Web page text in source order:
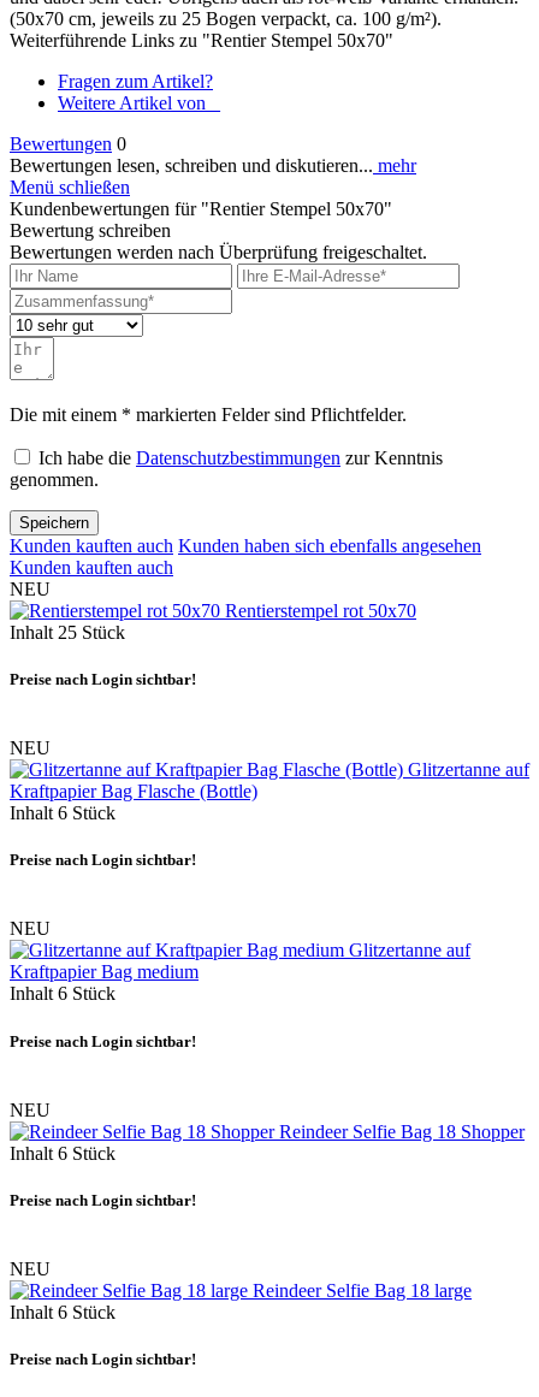
(50x70 cm, jeweils zu 25 Bogen verpackt, ca. 100 g/m²).
Weiterführende Links zu "Rentier Stempel 50x70"
Fragen zum Artikel?
Weitere Artikel von _
Bewertungen 0
Bewertungen lesen, schreiben und diskutieren... mehr
Menü schließen
Kundenbewertungen für "Rentier Stempel 50x70"
Bewertung schreiben
Bewertungen werden nach Überprüfung freigeschaltet.
Die mit einem * markierten Felder sind Pflichtfelder.
Ich habe die Datenschutzbestimmungen zur Kenntnis
genommen.
Speichern
Kunden kauften auch Kunden haben sich ebenfalls angesehen
Kunden kauften auch
NEU
Rentierstempel rot 50x70
Inhalt 25 Stück
Preise nach Login sichtbar!
NEU
Glitzertanne auf
Kraftpapier Bag Flasche (Bottle)
Inhalt 6 Stück
Preise nach Login sichtbar!
NEU
Glitzertanne auf
Kraftpapier Bag medium
Inhalt 6 Stück
Preise nach Login sichtbar!
NEU
Reindeer Selfie Bag 18 Shopper
Inhalt 6 Stück
Preise nach Login sichtbar!
NEU
Reindeer Selfie Bag 18 large
Inhalt 6 Stück
Preise nach Login sichtbar!